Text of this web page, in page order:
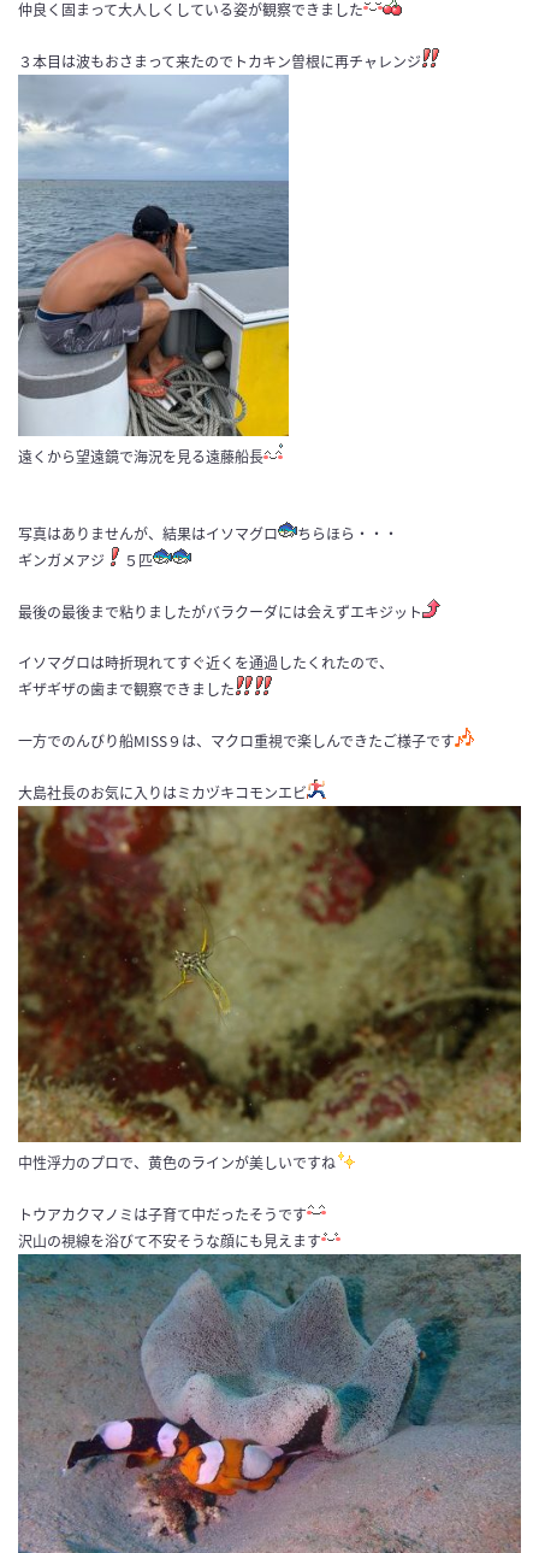
仲良く固まって大人しくしている姿が観察できました
３本目は波もおさまって来たのでトカキン曽根に再チャレンジ
遠くから望遠鏡で海況を見る遠藤船長
写真はありませんが、結果はイソマグロ
ちらほら・・・
ギンガメアジ
５匹
最後の最後まで粘りましたがバラクーダには会えずエキジット
イソマグロは時折現れてすぐ近くを通過したくれたので、
ギザギザの歯まで観察できました
一方でのんびり船MISS９は、マクロ重視で楽しんできたご様子です
大島社長のお気に入りはミカヅキコモンエビ
中性浮力のプロで、黄色のラインが美しいですね
トウアカクマノミは子育て中だったそうです
沢山の視線を浴びて不安そうな顔にも見えます